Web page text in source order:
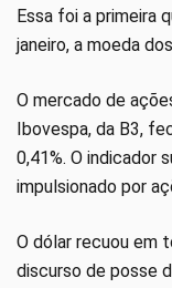
Essa foi a primeira
janeiro, a moeda
O mercado de
Ibovespa, da B3,
0,41%. O indicador
impulsionado por
O dólar recuou em
discurso de posse